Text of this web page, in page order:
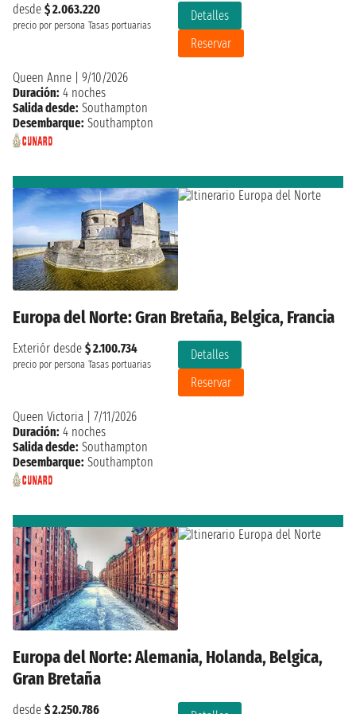
desde $ 2.063.220
precio por persona Tasas portuarias
Detalles
Reservar
Queen Anne
9/10/2026
Duración: 4 noches
Salida desde: Southampton
Desembarque: Southampton
Europa del Norte: Gran Bretaña, Belgica, Francia
Exteriór desde $ 2.100.734
precio por persona Tasas portuarias
Detalles
Reservar
Queen Victoria
7/11/2026
Duración: 4 noches
Salida desde: Southampton
Desembarque: Southampton
Europa del Norte: Alemania, Holanda, Belgica,
Gran Bretaña
desde $ 2.250.786